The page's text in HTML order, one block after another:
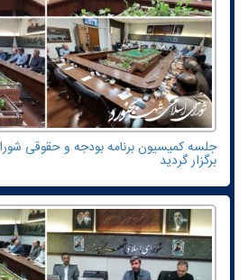
جلسه کمیسیون برنامه بودجه و حقوقی
برگزار گردید